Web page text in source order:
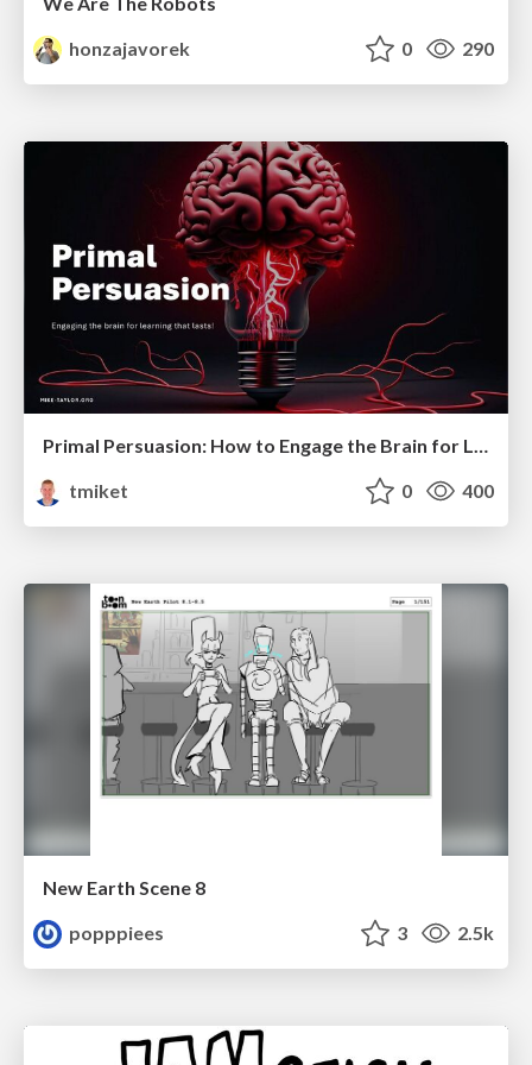
honzajavorek
0 290
Primal Persuasion: How to Engage the Brain for Learning That Lasts
tmiket
0 400
New Earth Scene 8
popppiees
3 2.5k